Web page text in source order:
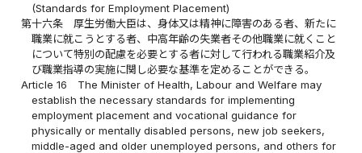
(Standards for Employment Placement)
第十六条
厚生労働大臣は、身体又は精神に障害のある者、新たに
職業に就こうとする者、中高年齢の失業者その他職業に就くこと
について特別の配慮を必要とする者に対して行われる職業紹介及
び職業指導の実施に関し必要な基準を定めることができる。
Article 16
The Minister of Health, Labour and Welfare may
establish the necessary standards for implementing
employment placement and vocational guidance for
physically or mentally disabled persons, new job seekers,
middle-aged and older unemployed persons, and others for